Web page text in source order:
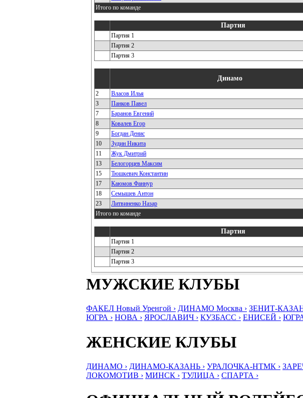
Итого по команде
Партия
Партия 1
Партия 2
Партия 3
Динамо
2 Власов Илья
3 Панков Павел
7 Баранов Евгений
8 Ковалев Егор
9 Богдан Денис
10 Зудин Никита
11 Жук Дмитрий
13 Белогорцев Максим
15 Тюшкевич Константин
17 Каюмов Фаннур
18 Семышев Антон
23 Литвиненко Назар
Итого по команде
Партия
Партия 1
Партия 2
Партия 3
МУЖСКИЕ КЛУБЫ
ФАКЕЛ Новый Уренгой › ДИНАМО Москва › ЗЕНИТ-
ЮГРА › НОВА › ЯРОСЛАВИЧ › КУЗБАСС › ЕНИСЕЙ ›
ЖЕНСКИЕ КЛУБЫ
ДИНАМО › ДИНАМО-КАЗАНЬ › УРАЛОЧКА-НТМК ›
ЛОКОМОТИВ › МИНСК › ТУЛИЦА › СПАРТА ›